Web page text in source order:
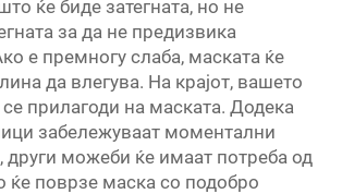
ќе биде затегната, но не
за да не предизвика
е премногу слаба, маската ќе
да влегува. На крајот, вашето
се прилагоди на маската. Додека
забележуваат моментални
други можеби ќе имаат потреба од
ќе поврзе маска со подобро